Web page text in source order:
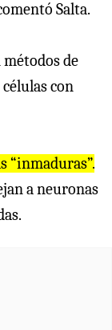
Salta.
de
con
“inmaduras”.
a neuronas